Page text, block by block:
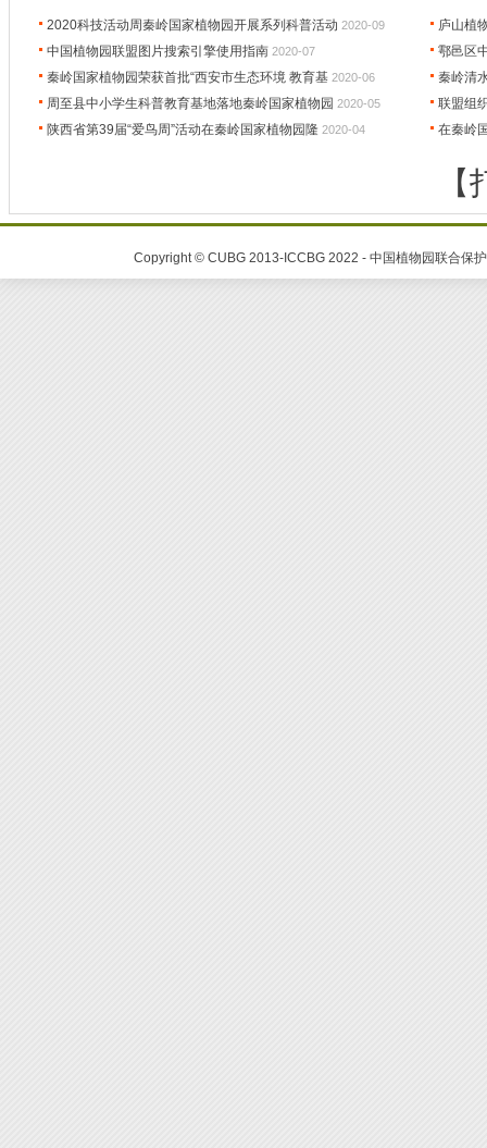
2020科技活动周秦岭国家植物园开展系列科普活动 2020-09
庐山植
中国植物园联盟图片搜索引擎使用指南 2020-07
鄠邑区
秦岭国家植物园荣获首批“西安市生态环境 教育基 2020-06
秦岭清
周至县中小学生科普教育基地落地秦岭国家植物园 2020-05
联盟组
陕西省第39届“爱鸟周”活动在秦岭国家植物园隆 2020-04 在秦岭
Copyright © CUBG 2013-ICCBG 2022 - 中国植物园联合保